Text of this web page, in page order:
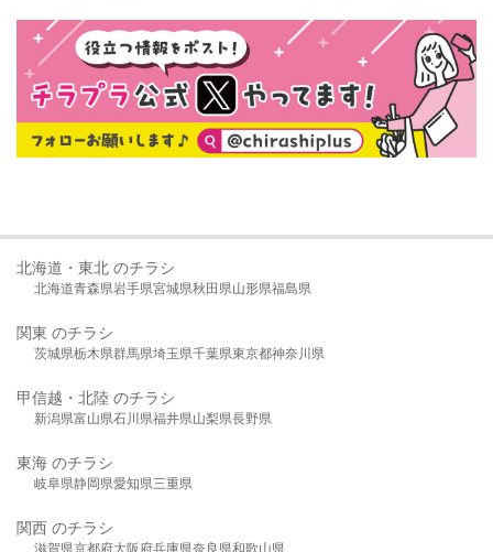
北海道・東北 のチラシ
北海道青森県岩手県宮城県秋田県山形県福島県
関東 のチラシ
茨城県栃木県群馬県埼玉県千葉県東京都神奈川県
甲信越・北陸 のチラシ
新潟県富山県石川県福井県山梨県長野県
東海 のチラシ
岐阜県静岡県愛知県三重県
関西 のチラシ
滋賀県京都府大阪府兵庫県奈良県和歌山県